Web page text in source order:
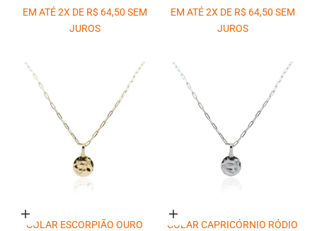
EM ATÉ 2X DE R$ 64,50 SEM
JUROS
EM ATÉ 2X DE R$ 64,50 SEM
JUROS
Adicionar ao carrinho
COLAR ESCORPIÃO OURO
Adicionar ao carrinho
COLAR CAPRICÓRNIO RÓDIO